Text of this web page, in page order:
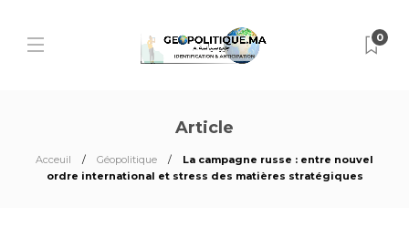
0
Article
Acceuil Géopolitique
La campagne russe : entre nouvel
ordre international et stress des matières stratégiques